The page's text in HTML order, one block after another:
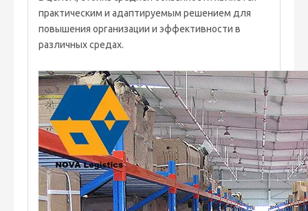
практическим и адаптируемым решением для
повышения организации и эффективности в
различных средах.